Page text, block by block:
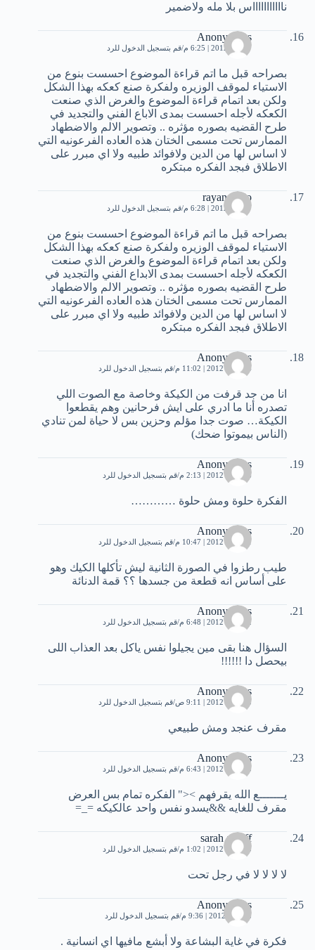
ناااااااااااس بلا مله ولاضمير
Anonymous
7 مايو، 2012 | 6:25 م قم بتسجيل الدخول للرد
بصراحه قبل ما اتم قراءة الموضوع احسست بنوع من
الاستياء لموقف الوزيره ولفكرة صنع كعكه بهذا الشكل
ولكن بعد اتمام قراءة الموضوع والغرض الذي صنعت
الكعكه لأجله احسست بمدى الاباع الفني والتجديد في
طرح القضيه بصوره مؤثره .. وتصوير الالم والاضطهاد
الممارس تحت مسمى الختان هذه العاده الفرعونيه التي
لا اساس لها من الدين ولافوائد طبيه ولا اي مبرر على
الاطلاق فبجد الفكره مبتكره
rayan abdo
7 مايو، 2012 | 6:28 م قم بتسجيل الدخول للرد
بصراحه قبل ما اتم قراءة الموضوع احسست بنوع من
الاستياء لموقف الوزيره ولفكرة صنع كعكه بهذا الشكل
ولكن بعد اتمام قراءة الموضوع والغرض الذي صنعت
الكعكه لأجله احسست بمدى الابداع الفني والتجديد في
طرح القضيه بصوره مؤثره .. وتصوير الالم والاضطهاد
الممارس تحت مسمى الختان هذه العاده الفرعونيه التي
لا اساس لها من الدين ولافوائد طبيه ولا اي مبرر على
الاطلاق فبجد الفكره مبتكره
Anonymous
14 مايو، 2012 | 11:02 م قم بتسجيل الدخول للرد
انا من جد قرفت من الكيكة وخاصة مع الصوت اللي
تصدره أنا ما ادري على ايش فرحانين وهم يقطعوا
الكيكة… صوت جدا مؤلم وحزين بس لا حياة لمن تنادي
(الناس بيموتوا ضحك)
Anonymous
16 مايو، 2012 | 2:13 م قم بتسجيل الدخول للرد
الفكرة حلوة ومش حلوة …………
Anonymous
21 مايو، 2012 | 10:47 م قم بتسجيل الدخول للرد
طيب رطزوا في الصورة الثانية ليش تأكلها الكيك وهو
على أساس انه قطعة من جسدها ؟؟ قمة الدنائة
Anonymous
22 مايو، 2012 | 6:48 م قم بتسجيل الدخول للرد
السؤال هنا بقى مين يجيلوا نفس ياكل بعد العذاب اللى
بيحصل دا !!!!!!
Anonymous
23 مايو، 2012 | 9:11 ص قم بتسجيل الدخول للرد
مقرف عنجد ومش طبيعي
Anonymous
23 مايو، 2012 | 6:43 م قم بتسجيل الدخول للرد
يـــــــع الله يقرفهم ><" الفكره تمام بس العرض
مقرف للغايه &&يسدو نفس واحد عالكيكه =_=
sarah alkaff
25 مايو، 2012 | 1:02 م قم بتسجيل الدخول للرد
لا لا لا لا في رجل تحت
Anonymous
8 يونيو، 2012 | 9:36 م قم بتسجيل الدخول للرد
فكرة في غاية البشاعة ولا أبشع مافيها اي انسانية .